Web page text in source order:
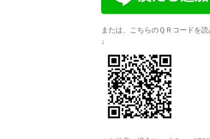
または、こちらのＱＲコードを読
↓